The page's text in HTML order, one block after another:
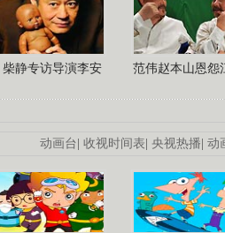
柴静专访导演李安 范伟赵本山恩怨
动画台 收视时间表 央视热播 动